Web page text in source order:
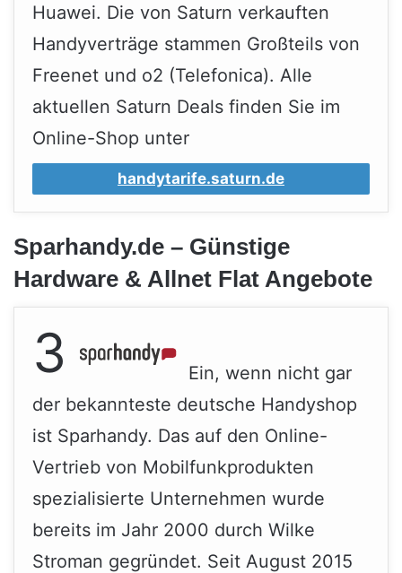
Huawei. Die von Saturn verkauften
Handyverträge stammen Großteils von
Freenet und o2 (Telefonica). Alle
aktuellen Saturn Deals finden Sie im
Online-Shop unter
handytarife.saturn.de
Sparhandy.de – Günstige
Hardware & Allnet Flat Angebote
3
Ein, wenn nicht gar
der bekannteste deutsche Handyshop
ist Sparhandy. Das auf den Online-
Vertrieb von Mobilfunkprodukten
spezialisierte Unternehmen wurde
bereits im Jahr 2000 durch Wilke
Stroman gegründet. Seit August 2015